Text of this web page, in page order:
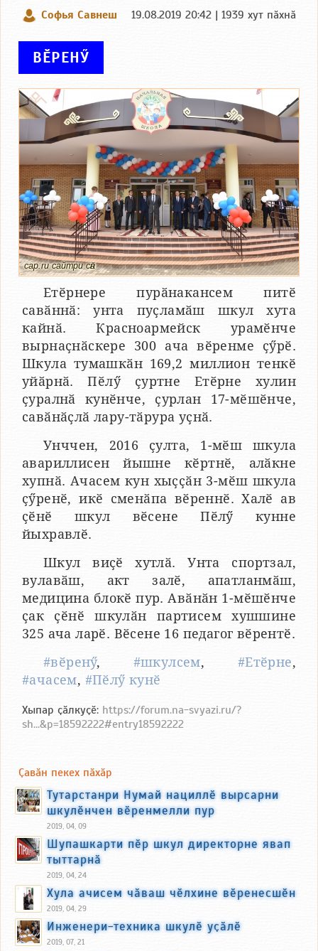
Софья Савнеш 19.08.2019 20:42 | 1939 хут пӑхнӑ
ВӖРЕНӲ
cap.ru сайтри сӑн
Етӗрнере пурӑнакансем питӗ
савӑннӑ: унта пуҫламӑш шкул хута
кайнӑ. Красноармейск урамӗнче
вырнаҫнӑскере 300 ача вӗренме ҫӳрӗ.
Шкула тумашкӑн 169,2 миллион тенкӗ
уйӑрнӑ. Пӗлӳ ҫуртне Етӗрне хулин
ҫуралнӑ кунӗнче, ҫурлан 17-мӗшӗнче,
савӑнӑҫлӑ лару-тӑрура уҫнӑ.
Унччен, 2016 ҫулта, 1-мӗш шкула
авариллисен йышне кӗртнӗ, алӑкне
хупнӑ. Ачасем кун хыҫҫӑн 3-мӗш шкула
ҫӳренӗ, икӗ сменӑпа вӗреннӗ. Халӗ ав
ҫӗнӗ шкул вӗсене Пӗлӳ кунне
йыхравлӗ.
Шкул виҫӗ хутлӑ. Унта спортзал,
вулавӑш, акт залӗ, апатланмӑш,
медицина блокӗ пур. Авӑнӑн 1-мӗшӗнче
ҫак ҫӗнӗ шкулӑн партисем хушшине
325 ача ларӗ. Вӗсене 16 педагог вӗрентӗ.
#вӗренӳ, #шкулсем, #Етӗрне,
#ачасем, #Пӗлӳ кунӗ
Хыпар ҫӑлкуҫӗ: https://forum.na-svyazi.ru/?
sh...&p=18592222#entry18592222
Ҫавӑн пекех пӑхӑр
Тутарстанри Нумай нациллӗ вырсарни
шкулӗнчен вӗренмелли пур
2019, 04, 09
Шупашкарти пӗр шкул директорне явап
тыттарнӑ
2019, 04, 24
Хула ачисем чӑваш чӗлхине вӗренесшӗн
2019, 04, 29
Инженери-техника шкулӗ уҫӑлӗ
2019, 07, 21